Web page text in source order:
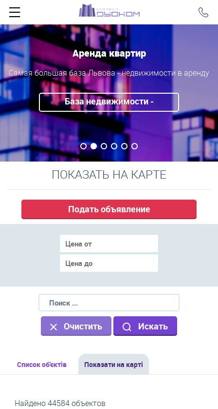
Аренда квартир
Самая большая база Львова - недвижимости в аренду
База недвижимости -
объявления
ПОКАЗАТЬ НА КАРТЕ
Подать объявление
Очистить Искать
Список об'єктів Показати на карті
Найдено 44584 объектов